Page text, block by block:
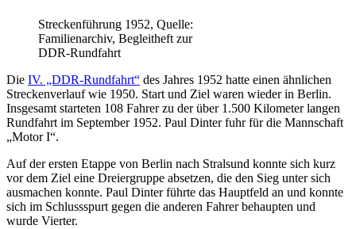
Streckenführung 1952, Quelle:
Familienarchiv, Begleitheft zur
DDR-Rundfahrt
Die IV. „DDR-Rundfahrt“ des Jahres 1952 hatte einen ähnlichen
Streckenverlauf wie 1950. Start und Ziel waren wieder in Berlin.
Insgesamt starteten 108 Fahrer zu der über 1.500 Kilometer langen
Rundfahrt im September 1952. Paul Dinter fuhr für die Mannschaft
„Motor I“.
Auf der ersten Etappe von Berlin nach Stralsund konnte sich kurz
vor dem Ziel eine Dreiergruppe absetzen, die den Sieg unter sich
ausmachen konnte. Paul Dinter führte das Hauptfeld an und konnte
sich im Schlussspurt gegen die anderen Fahrer behaupten und
wurde Vierter.